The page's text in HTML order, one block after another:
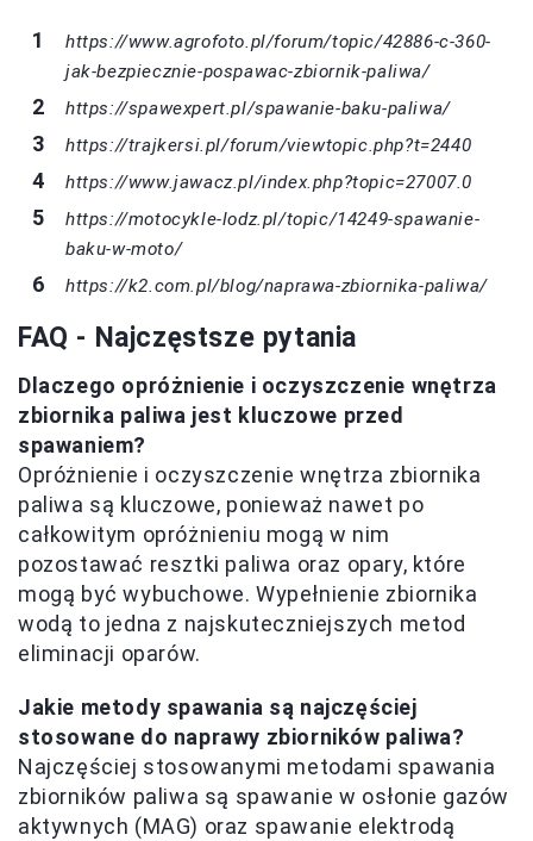
https://www.agrofoto.pl/forum/topic/42886-c-360-
jak-bezpiecznie-pospawac-zbiornik-paliwa/
https://spawexpert.pl/spawanie-baku-paliwa/
https://trajkersi.pl/forum/viewtopic.php?t=2440
https://www.jawacz.pl/index.php?topic=27007.0
https://motocykle-lodz.pl/topic/14249-spawanie-
baku-w-moto/
https://k2.com.pl/blog/naprawa-zbiornika-paliwa/
FAQ - Najczęstsze pytania
Dlaczego opróżnienie i oczyszczenie wnętrza
zbiornika paliwa jest kluczowe przed
spawaniem?
Opróżnienie i oczyszczenie wnętrza zbiornika
paliwa są kluczowe, ponieważ nawet po
całkowitym opróżnieniu mogą w nim
pozostawać resztki paliwa oraz opary, które
mogą być wybuchowe. Wypełnienie zbiornika
wodą to jedna z najskuteczniejszych metod
eliminacji oparów.
Jakie metody spawania są najczęściej
stosowane do naprawy zbiorników paliwa?
Najczęściej stosowanymi metodami spawania
zbiorników paliwa są spawanie w osłonie gazów
aktywnych (MAG) oraz spawanie elektrodą